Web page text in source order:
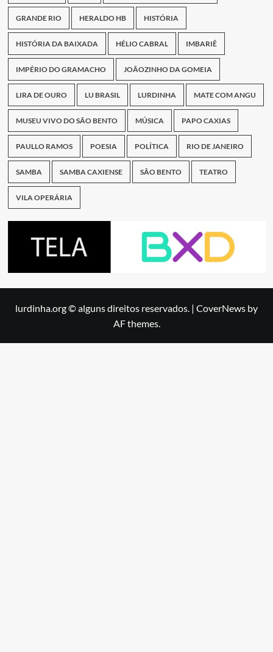
GRANDE RIO HERALDO HB HISTÓRIA
HISTÓRIA DA BAIXADA HÉLIO CABRAL IMBARIÊ
IMPÉRIO DO GRAMACHO JOÃOZINHO DA GOMEIA
LIRA DE OURO LU BRASIL LURDINHA MATE COM ANGU
MUSEU VIVO DO SÃO BENTO MÚSICA PAPO CAXIAS
PAULLO RAMOS POESIA POLÍTICA RIO DE JANEIRO
SAMBA SAMBA CAXIENSE SÃO BENTO TEATRO
VILA OPERÁRIA
lurdinha.org © alguns direitos reservados. | CoverNews by
AF themes.